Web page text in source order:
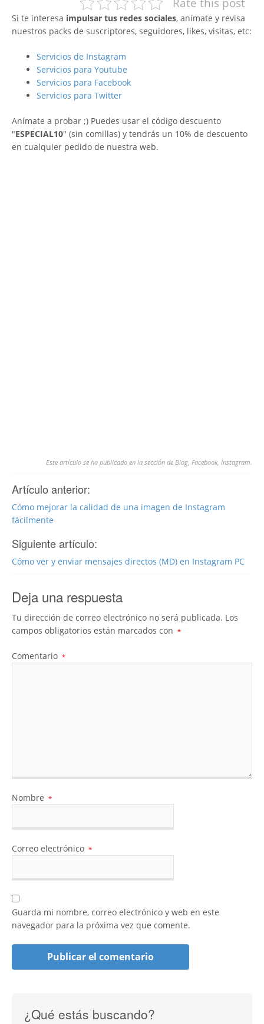
Si te interesa impulsar tus redes sociales, anímate y revisa
nuestros packs de suscriptores, seguidores, likes, visitas, etc:
Servicios de Instagram
Servicios para Youtube
Servicios para Facebook
Servicios para Twitter
Anímate a probar ;) Puedes usar el código descuento
"ESPECIAL10" (sin comillas) y tendrás un 10% de descuento
en cualquier pedido de nuestra web.
Este artículo se ha publicado en la sección de Blog Facebook Instagram
Artículo anterior:
Cómo mejorar la calidad de una imagen de Instagram
fácilmente
Siguiente artículo:
Cómo ver y enviar mensajes directos (MD) en Instagram PC
Deja una respuesta
Tu dirección de correo electrónico no será publicada. Los
campos obligatorios están marcados con *
Comentario *
Nombre *
Correo electrónico *
Guarda mi nombre, correo electrónico y web en este
navegador para la próxima vez que comente.
¿Qué estás buscando?